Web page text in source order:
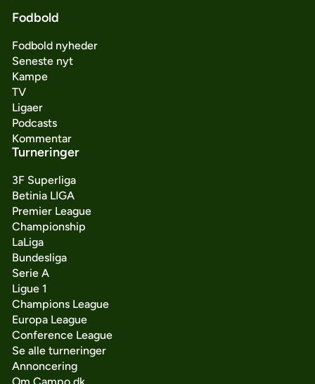
Fodbold
Fodbold nyheder
Seneste nyt
Kampe
TV
Ligaer
Podcasts
Kommentar
Turneringer
3F Superliga
Betinia LIGA
Premier League
Championship
LaLiga
Bundesliga
Serie A
Ligue 1
Champions League
Europa League
Conference League
Se alle turneringer
Annoncering